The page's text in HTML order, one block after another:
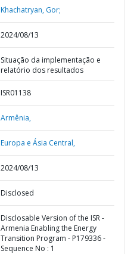
Khachatryan, Gor;
2024/08/13
Situação da implementação e
relatório dos resultados
ISR01138
Armênia,
Europa e Ásia Central,
2024/08/13
Disclosed
Disclosable Version of the ISR -
Armenia Enabling the Energy
Transition Program - P179336 -
Sequence No : 1